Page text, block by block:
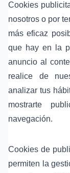
Cookies
nosotros o por
más eficaz
que hay en la
anuncio al
realice de
analizar tus
mostrarte
navegación.
Cookies de
permiten la